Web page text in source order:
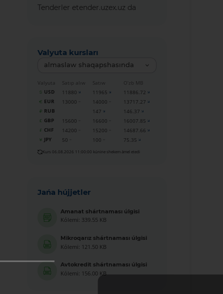
Tenderler etender.uzex.uz da
Valyuta kursları
almaslaw shaqapshasında
Valyuta Satıp alıw Satıw
O‘zb MB
USD
11880 11965
11886.72
EUR
13000 14000
13717.27
RUB
147
146.37
GBP
15600 16600
16007.85
CHF
14200 15200
14687.66
JPY
50 100 75.35
Kurs 06.08.2026 11:00:00 kúnine shekem ámel etedi
Jańa hújjetler
Amanat shártnaması úlgisi
Kólemi: 339.55 KB
Mikroqarız shártnaması úlgisi
Kólemi: 121.50 KB
Avtokredit shártnaması úlgisi
Kólemi: 156.00 KB